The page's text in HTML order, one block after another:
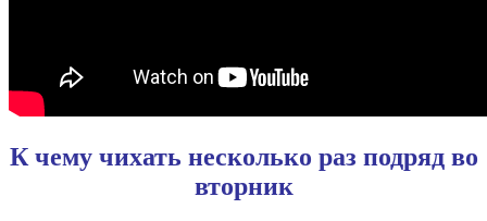
К чему чихать несколько раз подряд во
вторник